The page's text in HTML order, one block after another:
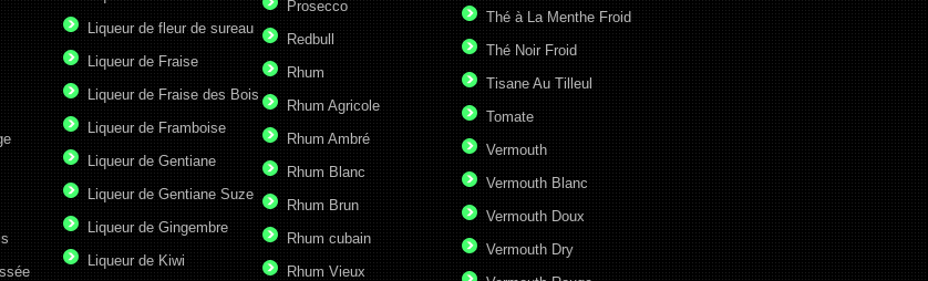
Liqueur de fleur de sureau
Liqueur de Fraise
Liqueur de Fraise des Bois
Liqueur de Framboise
Liqueur de Gentiane
Liqueur de Gentiane Suze
Liqueur de Gingembre
Liqueur de Kiwi
Prosecco
Redbull
Rhum
Rhum Agricole
Rhum Ambré
Rhum Blanc
Rhum Brun
Rhum cubain
Rhum Vieux
Thé à La Menthe Froid
Thé Noir Froid
Tisane Au Tilleul
Tomate
Vermouth
Vermouth Blanc
Vermouth Doux
Vermouth Dry